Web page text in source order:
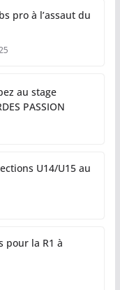
pro à l’assaut du
au stage
PASSION
U14/U15 au
pour la R1 à